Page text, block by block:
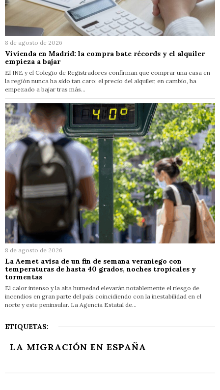
8 de agosto de 2026
Vivienda en Madrid: la compra bate récords y el alquiler
empieza a bajar
El INE y el Colegio de Registradores confirman que comprar una casa en
la región nunca ha sido tan caro; el precio del alquiler, en cambio, ha
empezado a bajar tras más…
8 de agosto de 2026
La Aemet avisa de un fin de semana veraniego con
temperaturas de hasta 40 grados, noches tropicales y
tormentas
El calor intenso y la alta humedad elevarán notablemente el riesgo de
incendios en gran parte del país coincidiendo con la inestabilidad en el
norte y este peninsular. La Agencia Estatal de…
ETIQUETAS:
LA MIGRACIÓN EN ESPAÑA